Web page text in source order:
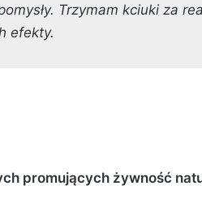
Trzymam kciuki za
efekty.
promujących żywność